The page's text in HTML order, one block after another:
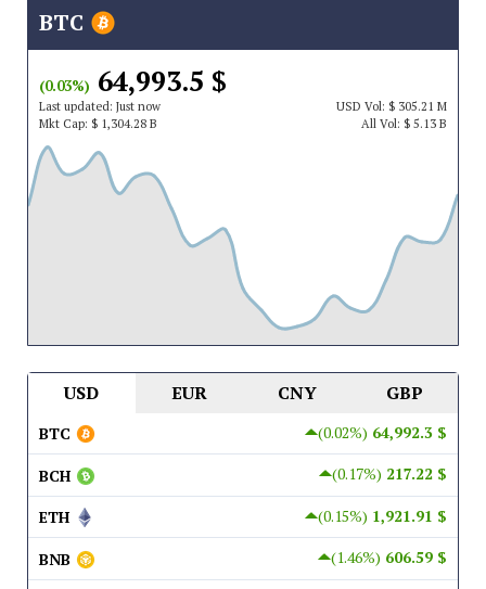
$ 64,993.5
(0.03%)
Last updated: Just now USDVol: $ 305.21 M
Mkt Cap: $ 1,304.28 B All Vol: $ 5.13 B
USD EUR CNY GBP
$ 64,992.3
(0.02%)
BTC
$ 217.22
(0.17%)
BCH
$ 1,921.91
(0.15%)
ETH
$ 606.59
(1.46%)
BNB